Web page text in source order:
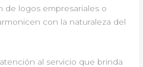
de logos empresariales o
con la naturaleza del
al servicio que brinda